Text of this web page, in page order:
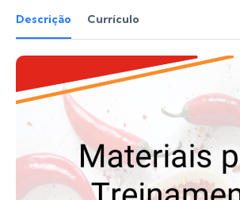
Descrição Currículo